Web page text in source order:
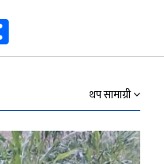
थप सामाग्री